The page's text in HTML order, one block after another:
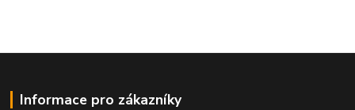
Informace pro zákazníky